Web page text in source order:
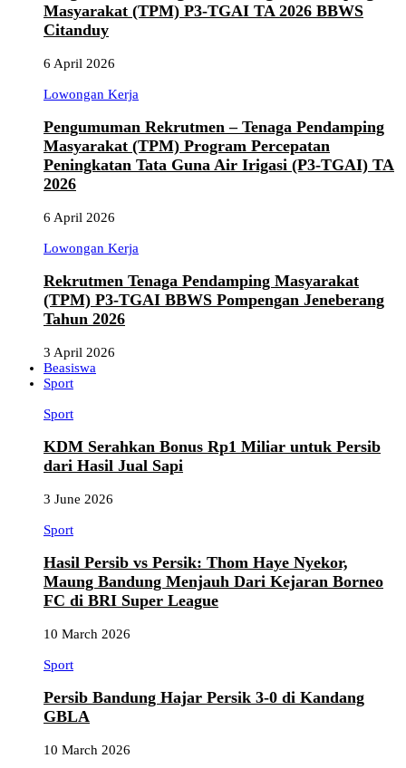
Masyarakat (TPM) P3-TGAI TA 2026 BBWS
Citanduy
6 April 2026
Lowongan Kerja
Pengumuman Rekrutmen – Tenaga Pendamping
Masyarakat (TPM) Program Percepatan
Peningkatan Tata Guna Air Irigasi (P3-TGAI) TA
2026
6 April 2026
Lowongan Kerja
Rekrutmen Tenaga Pendamping Masyarakat
(TPM) P3-TGAI BBWS Pompengan Jeneberang
Tahun 2026
3 April 2026
Beasiswa
Sport
Sport
KDM Serahkan Bonus Rp1 Miliar untuk Persib
dari Hasil Jual Sapi
3 June 2026
Sport
Hasil Persib vs Persik: Thom Haye Nyekor,
Maung Bandung Menjauh Dari Kejaran Borneo
FC di BRI Super League
10 March 2026
Sport
Persib Bandung Hajar Persik 3-0 di Kandang
GBLA
10 March 2026